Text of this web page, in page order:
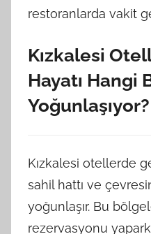
restoranlarda vakit
Kızkalesi
Hayatı Hangi
Yoğunlaşıyor?
Kızkalesi otellerde
sahil hattı ve
yoğunlaşır. Bu
rezervasyonu